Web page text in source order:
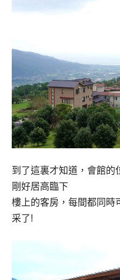
到了這裏才知道，會館的
剛好居高臨下
樓上的客房，每間都同時
采了!